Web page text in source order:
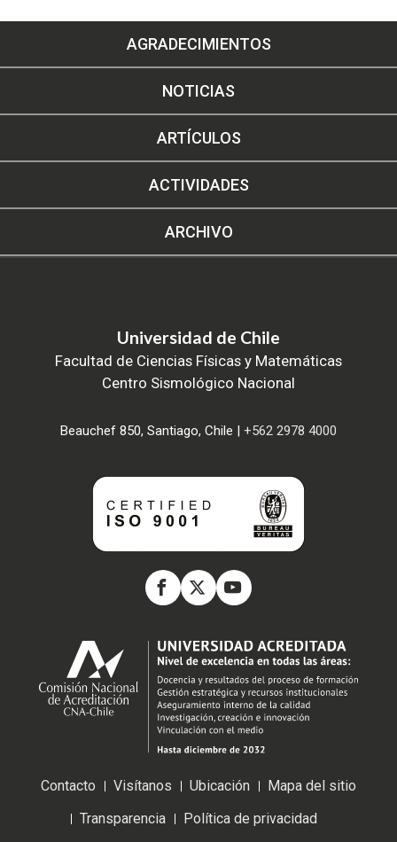
AGRADECIMIENTOS
NOTICIAS
ARTÍCULOS
ACTIVIDADES
ARCHIVO
Universidad de Chile
Facultad de Ciencias Físicas y Matemáticas
Centro Sismológico Nacional
Beauchef 850, Santiago, Chile | +562 2978 4000
Contacto Visítanos Ubicación
Mapa del sitio
Transparencia
Política de privacidad